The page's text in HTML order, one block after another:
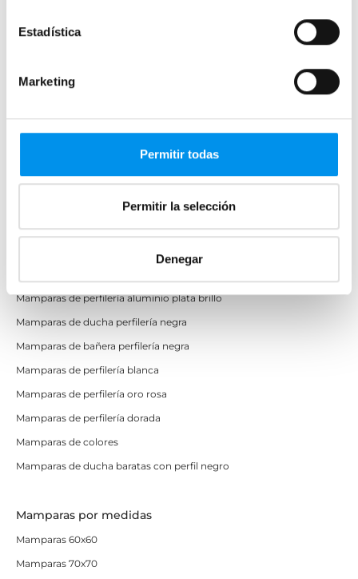
Estadística
Marketing
Permitir todas
Permitir la selección
Denegar
Semicirculares
Apertura abatible
Mamparas doble hoja
Mamparas a ras de suelo
Mamparas de perfilería aluminio plata brillo
Mamparas de ducha perfilería negra
Mamparas de bañera perfilería negra
Mamparas de perfilería blanca
Mamparas de perfilería oro rosa
Mamparas de perfilería dorada
Mamparas de colores
Mamparas de ducha baratas con perfil negro
Mamparas por medidas
Mamparas 60x60
Mamparas 70x70